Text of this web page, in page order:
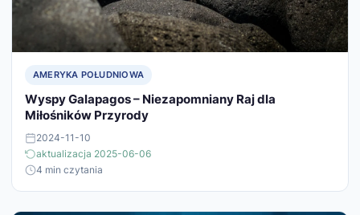
AMERYKA POŁUDNIOWA
Wyspy Galapagos – Niezapomniany Raj dla
Miłośników Przyrody
2024-11-10
aktualizacja 2025-06-06
4 min czytania